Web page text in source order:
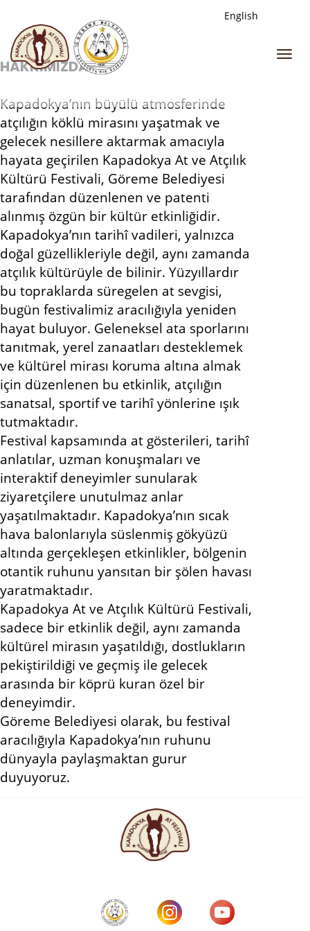
English
HAKKIMIZDA
Kapadokya’nın büyülü atmosferinde
atçılığın köklü mirasını yaşatmak ve
gelecek nesillere aktarmak amacıyla
hayata geçirilen Kapadokya At ve Atçılık
Kültürü Festivali, Göreme Belediyesi
tarafından düzenlenen ve patenti
alınmış özgün bir kültür etkinliğidir.
Kapadokya’nın tarihî vadileri, yalnızca
doğal güzellikleriyle değil, aynı zamanda
atçılık kültürüyle de bilinir. Yüzyıllardır
bu topraklarda süregelen at sevgisi,
bugün festivalimiz aracılığıyla yeniden
hayat buluyor. Geleneksel ata sporlarını
tanıtmak, yerel zanaatları desteklemek
ve kültürel mirası koruma altına almak
için düzenlenen bu etkinlik, atçılığın
sanatsal, sportif ve tarihî yönlerine ışık
tutmaktadır.
Festival kapsamında at gösterileri, tarihî
anlatılar, uzman konuşmaları ve
interaktif deneyimler sunularak
ziyaretçilere unutulmaz anlar
yaşatılmaktadır. Kapadokya’nın sıcak
hava balonlarıyla süslenmiş gökyüzü
altında gerçekleşen etkinlikler, bölgenin
otantik ruhunu yansıtan bir şölen havası
yaratmaktadır.
Kapadokya At ve Atçılık Kültürü Festivali,
sadece bir etkinlik değil, aynı zamanda
kültürel mirasın yaşatıldığı, dostlukların
pekiştirildiği ve geçmiş ile gelecek
arasında bir köprü kuran özel bir
deneyimdir.
Göreme Belediyesi olarak, bu festival
aracılığıyla Kapadokya’nın ruhunu
dünyayla paylaşmaktan gurur
duyuyoruz.